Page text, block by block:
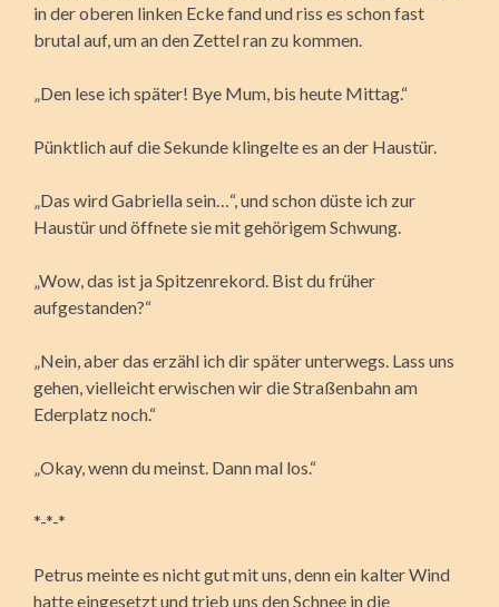
in der oberen linken Ecke fand und riss es schon fast
brutal auf, um an den Zettel ran zu kommen.
„Den lese ich später! Bye Mum, bis heute Mittag.“
Pünktlich auf die Sekunde klingelte es an der Haustür.
„Das wird Gabriella sein…“, und schon düste ich zur
Haustür und öffnete sie mit gehörigem Schwung.
„Wow, das ist ja Spitzenrekord. Bist du früher
aufgestanden?“
„Nein, aber das erzähl ich dir später unterwegs. Lass uns
gehen, vielleicht erwischen wir die Straßenbahn am
Ederplatz noch.“
„Okay, wenn du meinst. Dann mal los.“
*-*-*
Petrus meinte es nicht gut mit uns, denn ein kalter Wind
hatte eingesetzt und trieb uns den Schnee in die